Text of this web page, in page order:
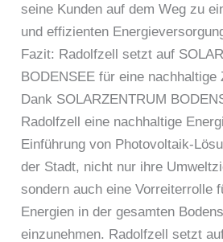
seine Kunden auf dem Weg zu
und effizienten
Fazit: Radolfzell setzt auf
BODENSEE für eine nachhaltige
Dank SOLARZENTRUM
Radolfzell eine nachhaltige
Einführung von Photovoltaik-
der Stadt, nicht nur ihre
sondern auch eine Vorreiterrolle
Energien in der gesamten
einzunehmen. Radolfzell setzt